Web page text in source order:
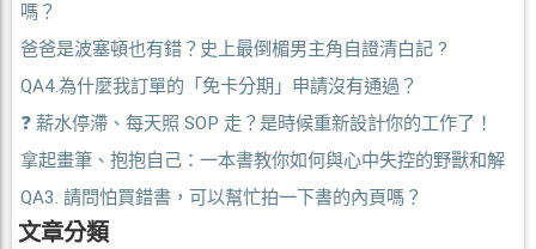
嗎？
爸爸是波塞頓也有錯？史上最倒楣男主角自證清白記 ?
QA4.為什麼我訂單的「免卡分期」申請沒有通過？
❓ 薪水停滯、每天照 SOP 走？是時候重新設計你的工作了！
拿起畫筆、抱抱自己：一本書教你如何與心中失控的野獸和解
QA3. 請問怕買錯書，可以幫忙拍一下書的內頁嗎？
文章分類